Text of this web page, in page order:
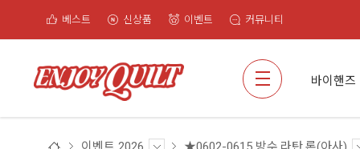
베스트 신상품 이벤트 커뮤니티
바이핸즈